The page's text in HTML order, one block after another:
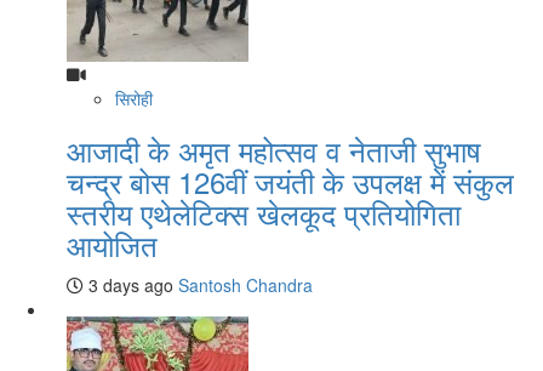
सिरोही
आजादी के अमृत महोत्सव व नेताजी सुभाष
चन्द्र बोस 126वीं जयंती के उपलक्ष में संकुल
स्तरीय एथेलेटिक्स खेलकूद प्रतियोगिता
आयोजित
3 days ago Santosh Chandra